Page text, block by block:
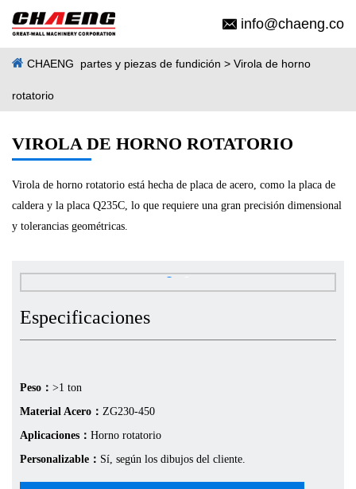
info@chaeng.co
CHAENG partes y piezas de fundición > Virola de horno
rotatorio
VIROLA DE HORNO ROTATORIO
Virola de horno rotatorio está hecha de placa de acero, como la placa de
caldera y la placa Q235C, lo que requiere una gran precisión dimensional
y tolerancias geométricas.
Especificaciones
Peso： >1 ton
Material Acero： ZG230-450
Aplicaciones： Horno rotatorio
Personalizable： Sí, según los dibujos del cliente.